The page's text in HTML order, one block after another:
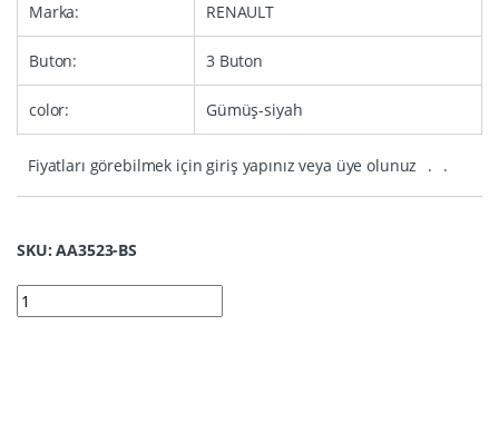
Marka: RENAULT
Buton: 3 Buton
color: Gümüş-siyah
Fiyatları görebilmek için giriş yapınız veya üye olunuz . .
SKU: AA3523-BS
3523-BS | Renault Sustalı Kumanda Nano Silikon Kılıfı 3 Buton